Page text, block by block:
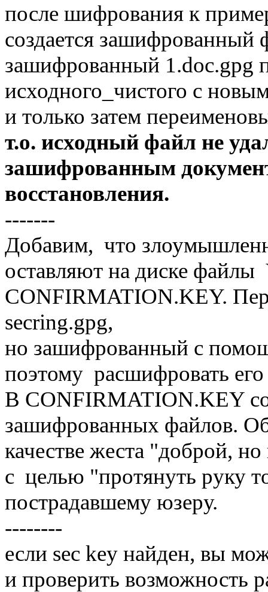
после шифрования к
создается зашифрованный
зашифрованный 1.doc.gpg
исходного_чистого с
и только затем
т.о. исходный файл не
зашифрованным
восстановления.
-------
Добавим, что
оставляют на диске
CONFIRMATION.KEY.
secring.gpg,
но зашифрованный с
поэтому расшифровать
В CONFIRMATION.KEY
зашифрованных файлов.
качестве жеста "доброй,
с целью "протянуть руку
пострадавшему юзеру.
--------
если sec key найден, вы
и проверить возможность